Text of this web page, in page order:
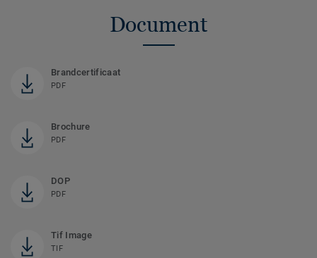
Document
Brandcertificaat
PDF
Brochure
PDF
DOP
PDF
Tif Image
TIF